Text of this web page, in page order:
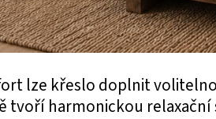
lze křeslo doplnit
tvoří harmonickou